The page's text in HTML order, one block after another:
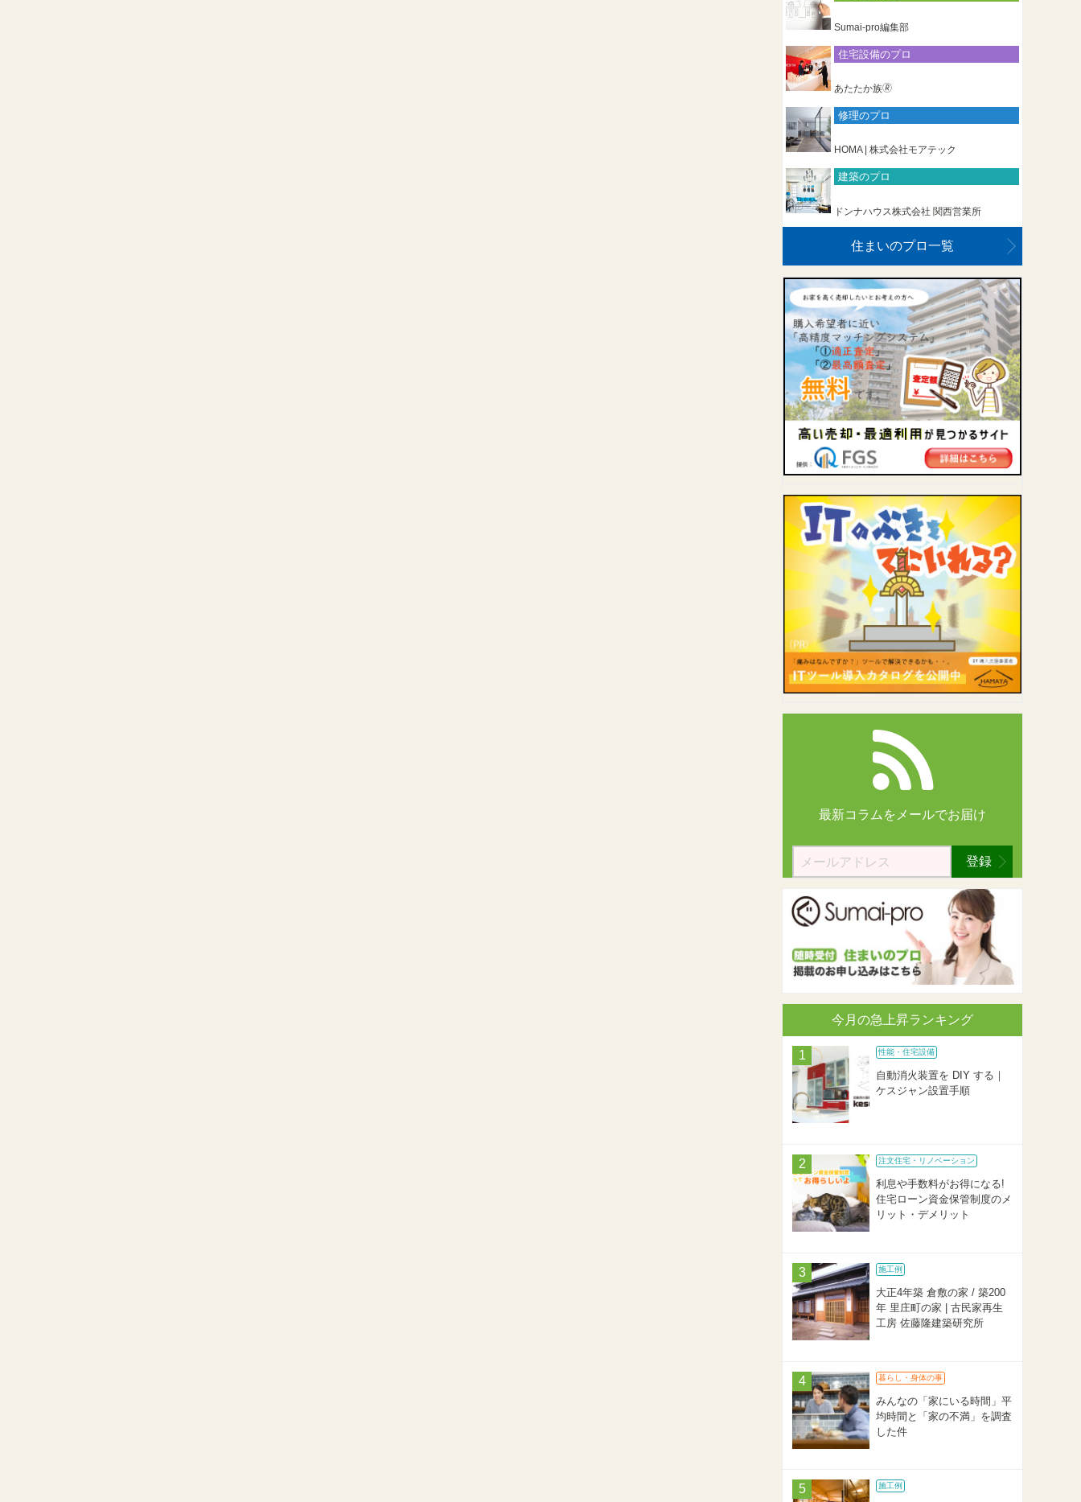
Sumai-pro編集部
住宅設備のプロ
あたたか族🄬
修理のプロ
HOMA | 株式会社モアテック
建築のプロ
ドンナハウス株式会社 関西営業所
住まいのプロ一覧
最新コラムを メールでお届け
登録
今月の急上昇ランキング
性能・住宅設備
自動消火装置を DIY する｜
ケスジャン設置手順
注文住宅・リノベーション
利息や手数料がお得になる!
住宅ローン資金保管制度のメ
リット・デメリット
施工例
大正4年築 倉敷の家 / 築200
年 里庄町の家 | 古民家再生
工房 佐藤隆建築研究所
暮らし・身体の事
みんなの「家にいる時間」平
均時間と「家の不満」を調査
した件
施工例